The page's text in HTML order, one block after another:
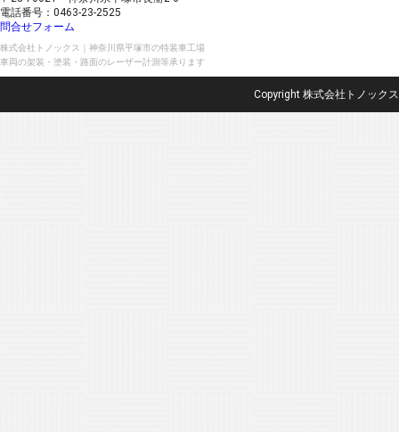
電話番号：0463-23-2525
問合せフォーム
株式会社トノックス｜神奈川県平塚市の特装車工場
車両の架装・塗装・路面のレーザー計測等承ります
Copyright 株式会社トノックス